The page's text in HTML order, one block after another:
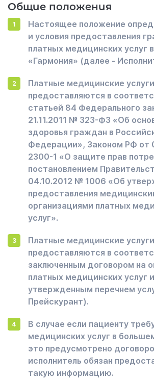
Общие положения
Настоящее положение
и условия предоставления
платных медицинских услуг
«Гармония» (далее -
Платные медицинские услуги
предоставляются в
статьей 84 Федерального
21.11.2011 № 323-ФЗ «Об
здоровья граждан в
Федерации», Законом РФ от
2300-1 «О защите прав
постановлением
04.10.2012 № 1006 «Об
предоставления
организациями платных
услуг».
Платные медицинские услуги
предоставляются в
заключенным договором на
платных медицинских услуг и
утвержденным перечнем
Прейскурант).
В случае если пациенту
медицинских услуг в
это предусмотрено
исполнитель обязан
такую информацию.